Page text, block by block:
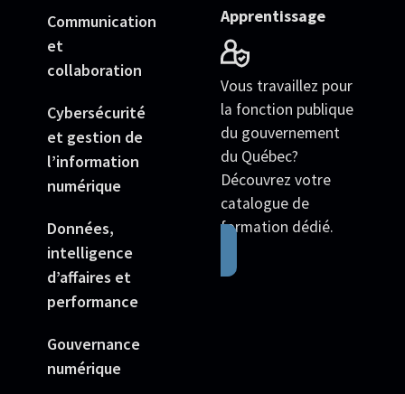
Communication
et
collaboration
Cybersécurité
et gestion de
l’information
numérique
Données,
intelligence
d’affaires et
performance
Gouvernance
numérique
Apprentissage
Vous travaillez pour
la fonction publique
du gouvernement
du Québec?
Découvrez votre
catalogue de
formation dédié.